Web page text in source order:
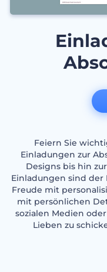
Feiern Sie
Einladungen zur
Designs bis hin
Einladungen sind der
Freude mit
mit persönlichen
sozialen Medien
Lieben zu